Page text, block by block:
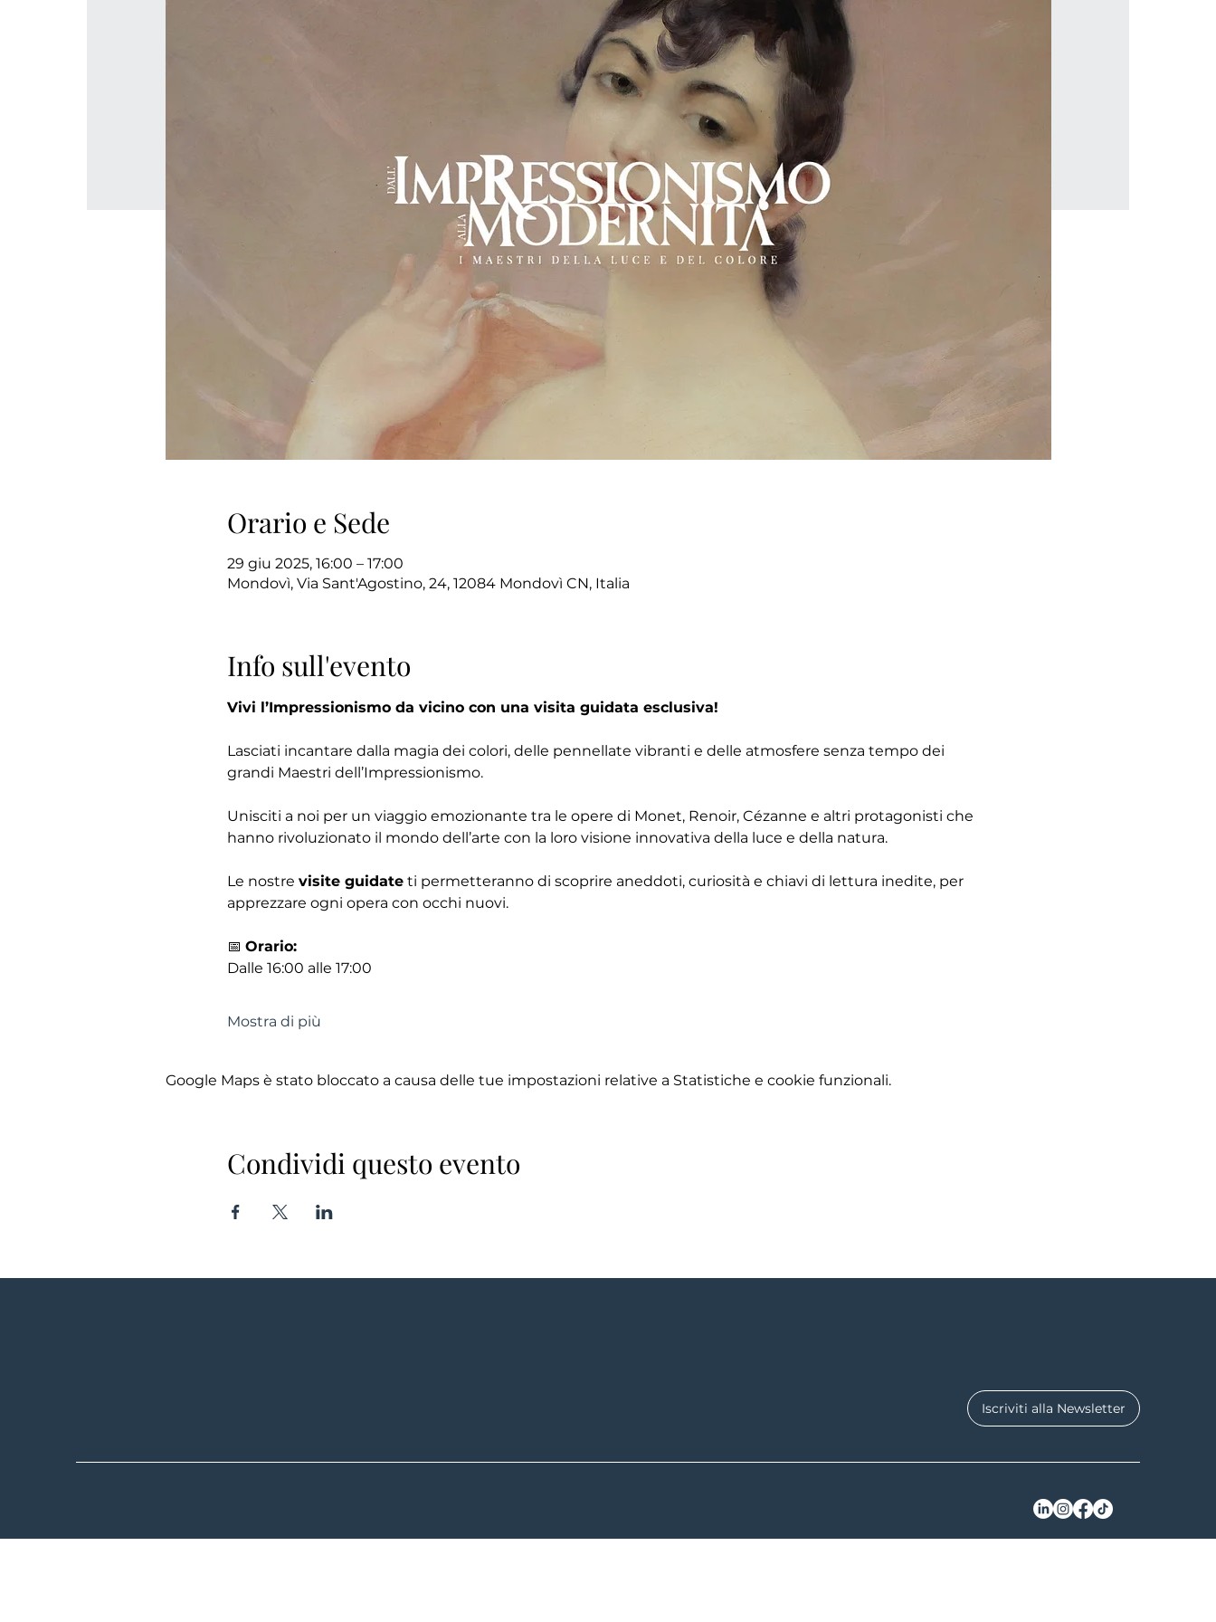
Orario e Sede
29 giu 2025, 16:00 – 17:00
Mondovì, Via Sant'Agostino, 24, 12084 Mondovì CN, Italia
Info sull'evento
Vivi l’Impressionismo da vicino con una visita guidata esclusiva!
Lasciati incantare dalla magia dei colori, delle pennellate vibranti e delle atmosfere senza tempo dei
grandi Maestri dell’Impressionismo.
Unisciti a noi per un viaggio emozionante tra le opere di Monet, Renoir, Cézanne e altri protagonisti che
hanno rivoluzionato il mondo dell’arte con la loro visione innovativa della luce e della natura.
Le nostre visite guidate ti permetteranno di scoprire aneddoti, curiosità e chiavi di lettura inedite, per
apprezzare ogni opera con occhi nuovi.
📅 Orario:
Dalle 16:00 alle 17:00
Mostra di più
Google Maps è stato bloccato a causa delle tue impostazioni relative a Statistiche e cookie funzionali.
Condividi questo evento
Iscriviti alla Newsletter